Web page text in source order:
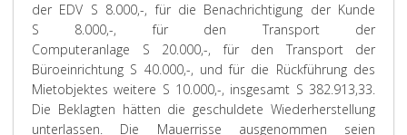
der EDV S 8.000,-, für die Benachrichtigung der Kunde
S 8.000,-, für den Transport der
Computeranlage S 20.000,-, für den Transport der
Büroeinrichtung S 40.000,-, und für die Rückführung des
Mietobjektes weitere S 10.000,-, insgesamt S 382.913,33.
Die Beklagten hätten die geschuldete Wiederherstellung
unterlassen. Die Mauerrisse ausgenommen seien